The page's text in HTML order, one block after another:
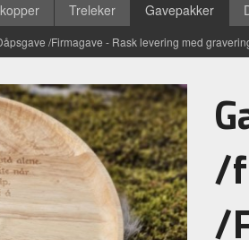
Treleker Gavepakker
/Firmagave - Rask levering med
/
/